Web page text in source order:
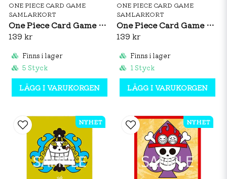
ONE PIECE CARD GAME
SAMLARKORT
One Piece Card Game Official Sleeves: Boa Hancock Vol. 11
139 kr
Finns i lager
5 Styck
LÄGG I VARUKORGEN
ONE PIECE CARD GAME
SAMLARKORT
One Piece Card Game Official Sleeves: Monkey D. Luffy Vol. 12
139 kr
Finns i lager
1 Styck
LÄGG I VARUKORGEN
NYHET NYHET